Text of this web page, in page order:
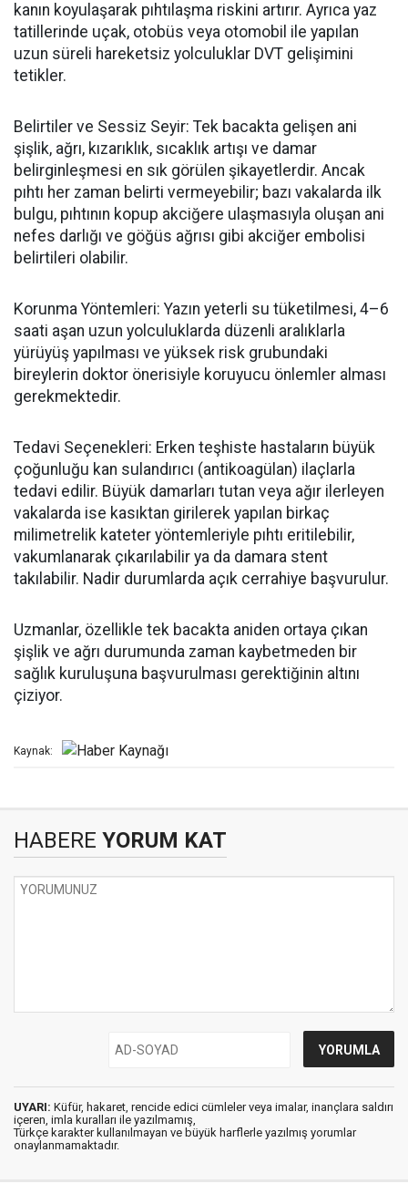
kanın koyulaşarak pıhtılaşma riskini artırır. Ayrıca yaz
tatillerinde uçak, otobüs veya otomobil ile yapılan
uzun süreli hareketsiz yolculuklar DVT gelişimini
tetikler.
Belirtiler ve Sessiz Seyir: Tek bacakta gelişen ani
şişlik, ağrı, kızarıklık, sıcaklık artışı ve damar
belirginleşmesi en sık görülen şikayetlerdir. Ancak
pıhtı her zaman belirti vermeyebilir; bazı vakalarda ilk
bulgu, pıhtının kopup akciğere ulaşmasıyla oluşan ani
nefes darlığı ve göğüs ağrısı gibi akciğer embolisi
belirtileri olabilir.
Korunma Yöntemleri: Yazın yeterli su tüketilmesi, 4–6
saati aşan uzun yolculuklarda düzenli aralıklarla
yürüyüş yapılması ve yüksek risk grubundaki
bireylerin doktor önerisiyle koruyucu önlemler alması
gerekmektedir.
Tedavi Seçenekleri: Erken teşhiste hastaların büyük
çoğunluğu kan sulandırıcı (antikoagülan) ilaçlarla
tedavi edilir. Büyük damarları tutan veya ağır ilerleyen
vakalarda ise kasıktan girilerek yapılan birkaç
milimetrelik kateter yöntemleriyle pıhtı eritilebilir,
vakumlanarak çıkarılabilir ya da damara stent
takılabilir. Nadir durumlarda açık cerrahiye başvurulur.
Uzmanlar, özellikle tek bacakta aniden ortaya çıkan
şişlik ve ağrı durumunda zaman kaybetmeden bir
sağlık kuruluşuna başvurulması gerektiğinin altını
çiziyor.
Kaynak:
HABERE YORUM KAT
UYARI: Küfür, hakaret, rencide edici cümleler veya imalar, inançlara saldırı
içeren, imla kuralları ile yazılmamış,
Türkçe karakter kullanılmayan ve büyük harflerle yazılmış yorumlar
onaylanmamaktadır.